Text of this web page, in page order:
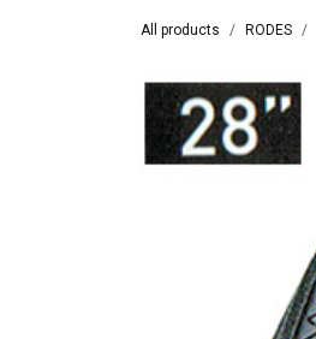
All products RODES